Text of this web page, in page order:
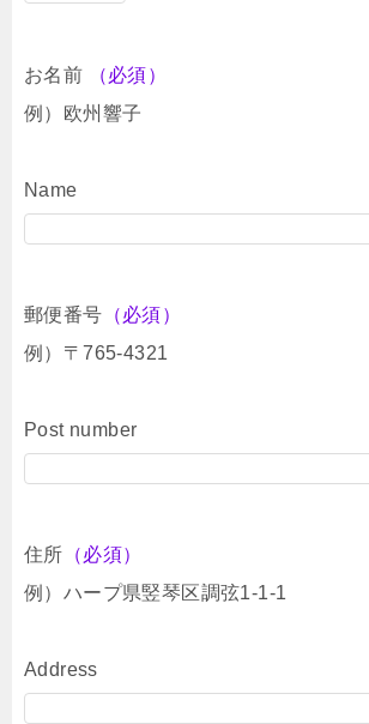
お名前
（必須）
例）欧州響子
Name
郵便番号 （必須）
例）〒765-4321
Post number
住所 （必須）
例）ハープ県竪琴区調弦1-1-1
Address